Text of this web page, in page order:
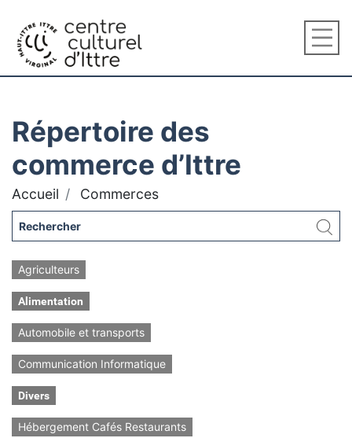
Répertoire des
commerce d’Ittre
Accueil Commerces
Agriculteurs
Alimentation
Automobile et transports
Communication Informatique
Divers
Hébergement Cafés Restaurants